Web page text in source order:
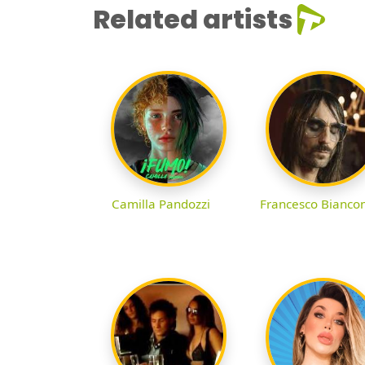
Related artists
Camilla Pandozzi Francesco